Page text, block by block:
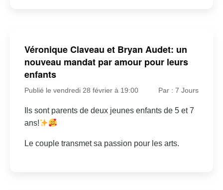
Véronique Claveau et Bryan Audet: un
nouveau mandat par amour pour leurs
enfants
Publié le vendredi 28 février à 19:00 Par : 7 Jours
Ils sont parents de deux jeunes enfants de 5 et 7
ans!
Le couple transmet sa passion pour les arts.